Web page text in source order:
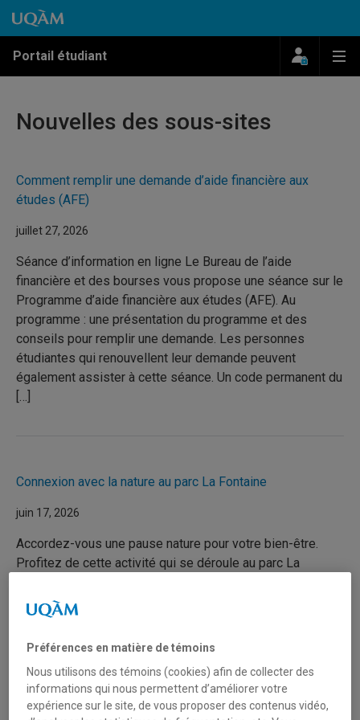
Passer au contenu
Accéder au menu principal
Accéder à la recherche
Passer au contenu
Accéder au menu principal
Portail étudiant Menu
Nouvelles des sous-sites
Comment remplir une demande d’aide financière aux
études (AFE)
juillet 27, 2026
Séance d’information en ligne Le Bureau de l’aide
financière et des bourses vous propose une séance sur le
Programme d’aide financière aux études (AFE). Au
programme : une présentation du programme et des
conseils pour remplir une demande. Les personnes
étudiantes qui renouvellent leur demande peuvent
également assister à cette séance. Un code permanent du
[…]
Connexion avec la nature au parc La Fontaine
juin 17, 2026
Accordez-vous une pause nature pour votre bien-être.
Profitez de cette activité qui se déroule au parc La
expérientiels et une marche sensorielle, vous allez
pouvoir explorer votre relation à la nature et à découvrir
ses bienfaits sur la santé mentale et le bien-être. Vous
Préférences en matière de témoins
Nous utilisons des témoins (cookies) afin de collecter des
informations qui nous permettent d’améliorer votre
expérience sur le site, de vous proposer des contenus vidéo,